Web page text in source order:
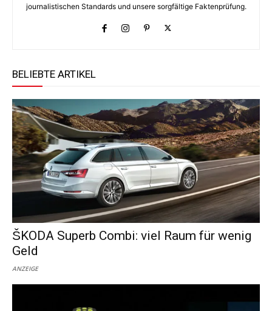
journalistischen Standards und unsere sorgfältige Faktenprüfung.
BELIEBTE ARTIKEL
ŠKODA Superb Combi: viel Raum für wenig
Geld
ANZEIGE